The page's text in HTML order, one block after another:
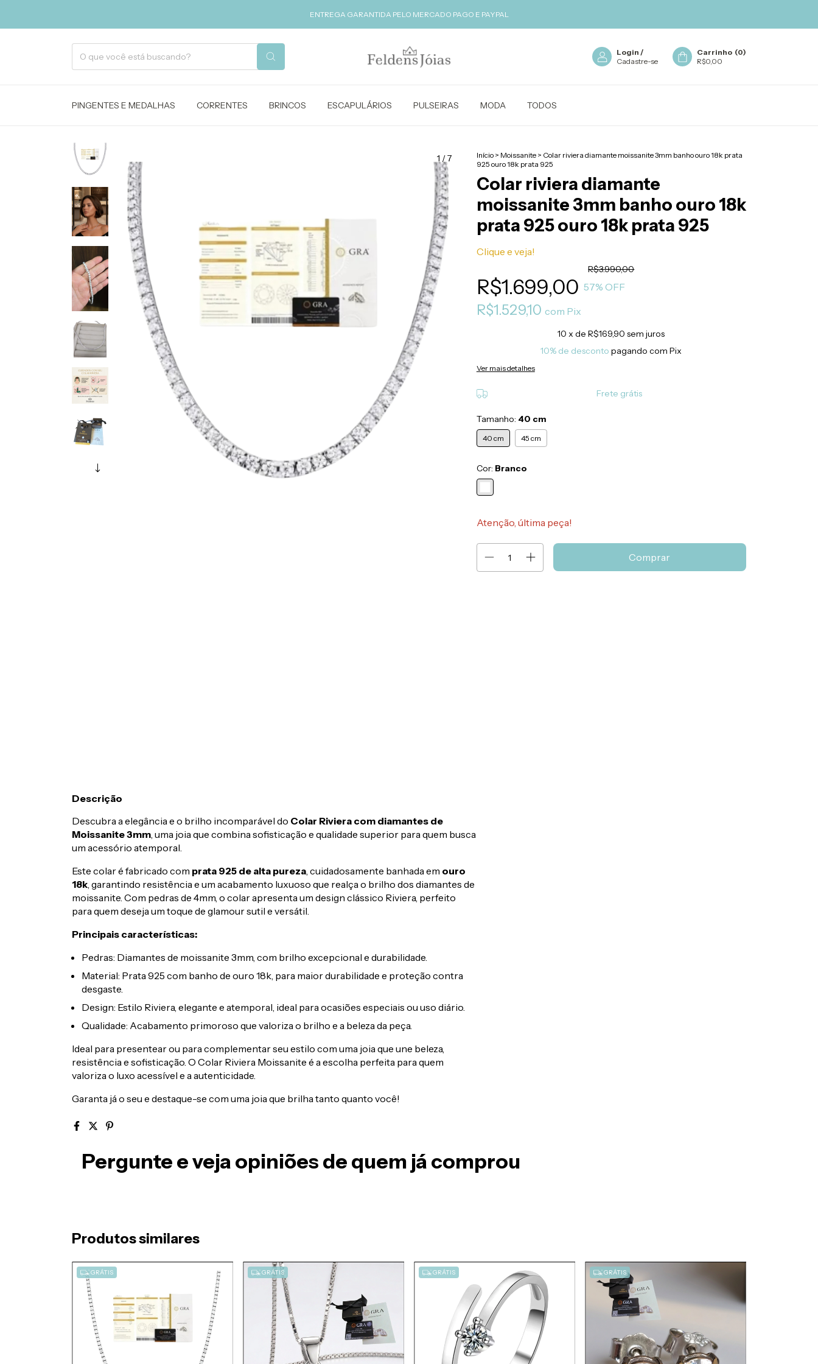
ENTREGA GARANTIDA PELO MERCADO PAGO E PAYPAL
Login /
Cadastre-se
Carrinho (0)
R$0,00
PINGENTES E MEDALHAS CORRENTES BRINCOS ESCAPULÁRIOS PULSEIRAS MODA TODOS
1 /7 Início > Moissanite > Colar riviera diamante moissanite 3mm banho ouro 18k prata
925 ouro 18k prata 925
Colar riviera diamante
moissanite 3mm banho ouro 18k
prata 925 ouro 18k prata 925
Clique e veja!
R$3.990,00
R$1.699,00 57% OFF
R$1.529,10 com Pix
10 x deR$169,90 sem juros
10% de desconto pagando com Pix
Ver mais detalhes
Frete grátis
Tamanho: 40 cm
40 cm 45 cm
Cor: Branco
Atenção, última peça!
Descrição
Descubra a elegância e o brilho incomparável do Colar Riviera com diamantes de
Moissanite 3mm, uma joia que combina sofisticação e qualidade superior para quem busca
um acessório atemporal.
Este colar é fabricado com prata 925 de alta pureza, cuidadosamente banhada em ouro
18k, garantindo resistência e um acabamento luxuoso que realça o brilho dos diamantes de
moissanite. Com pedras de 4mm, o colar apresenta um design clássico Riviera, perfeito
para quem deseja um toque de glamour sutil e versátil.
Principais características:
Pedras: Diamantes de moissanite 3mm, com brilho excepcional e durabilidade.
Material: Prata 925 com banho de ouro 18k, para maior durabilidade e proteção contra
desgaste.
Design: Estilo Riviera, elegante e atemporal, ideal para ocasiões especiais ou uso diário.
Qualidade: Acabamento primoroso que valoriza o brilho e a beleza da peça.
Ideal para presentear ou para complementar seu estilo com uma joia que une beleza,
resistência e sofisticação. O Colar Riviera Moissanite é a escolha perfeita para quem
valoriza o luxo acessível e a autenticidade.
Garanta já o seu e destaque-se com uma joia que brilha tanto quanto você!
Pergunte e veja opiniões de quem já comprou
Produtos similares
GRÁTIS GRÁTIS GRÁTIS GRÁTIS